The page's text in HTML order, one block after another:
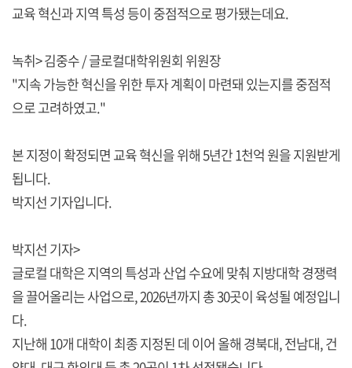
교육 혁신과 지역 특성 등이 중점적으로 평가됐는데요.
녹취> 김중수 / 글로컬대학위원회 위원장
"지속 가능한 혁신을 위한 투자 계획이 마련돼 있는지를 중점적
으로 고려하였고."
본 지정이 확정되면 교육 혁신을 위해 5년간 1천억 원을 지원받게
됩니다.
박지선 기자입니다.
박지선 기자>
글로컬 대학은 지역의 특성과 산업 수요에 맞춰 지방대학 경쟁력
을 끌어올리는 사업으로, 2026년까지 총 30곳이 육성될 예정입니
다.
지난해 10개 대학이 최종 지정된 데 이어 올해 경북대, 전남대, 건